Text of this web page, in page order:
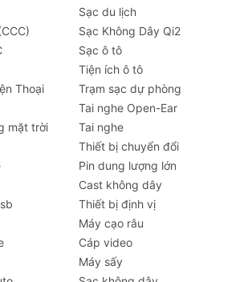
Cho thuê
Life 2S (5000mAh) - J3238 (Nâu),
(Xanh)
x 132 x 108 mm
Nhựa ABS cao cấp, dây bện, kẹp kim
chắc chắn
x 21700 Lithium-ion
Sạc du lịch
Sạc Không Dây Qi2
Sạc ô tô
Tiện ích ô tô
Thoại
Trạm sạc dự phòng
Tai nghe Open-Ear
mặt trời
Tai nghe
Thiết bị chuyển đổi
Pin dung lượng lớn
Cast không dây
Thiết bị định vị
Máy cạo râu
Cáp video
Máy sấy